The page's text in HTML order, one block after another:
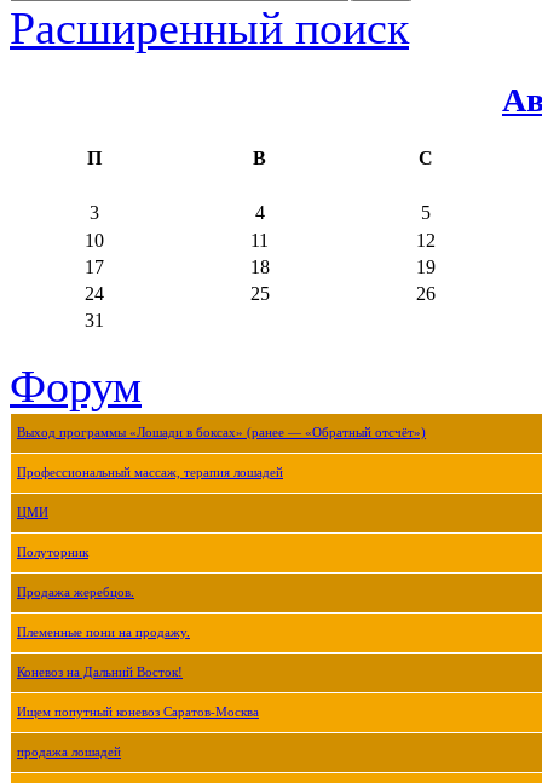
Расширенный поиск
П В С
3 4
5
10
11
12
17
18
19
24
25
26
31
Форум
Выход программы «Лошади в боксах» (ранее — «Обратный отсчёт»)
Профессиональный массаж, терапия лошадей
ЦМИ
Полуторник
Продажа жеребцов.
Племенные пони на продажу.
Коневоз на Дальний Восток!
Ищем попутный коневоз Саратов-Москва
продажа лошадей